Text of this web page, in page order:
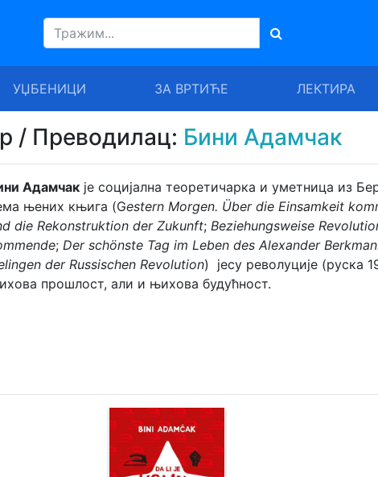
УЏБЕНИЦИ ЗА ВРТИЋЕ ЛЕКТИРА
/ Преводилац: Бини Адамчак
Адамчакје социјална теоретичарка и уметница из
њених књига (Gestern Morgen. Über die Einsamkeit
die Rekonstruktion der Zukunft; Beziehungsweise
; Der schönste Tag im Leben des Alexander
der Russischen Revolution) јесу револуције (руска
прошлост, али и њихова будућност.